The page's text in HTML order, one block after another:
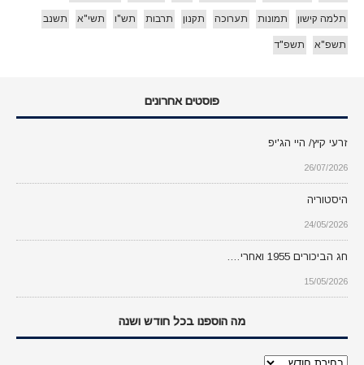
תלמה קישון תמונות תערוכה תקנון תרבות תש"ו תשי"א תשנב
תשפ"א תשפ"ד
פוסטים אחרונים
זרעי קיץ/ היי הג'יפ
26/07/2026
היסטוריה
24/05/2026
חג הביכורים 1955 ואחרי….
15/05/2026
מה הוספנו בכל חודש ושנה
מה